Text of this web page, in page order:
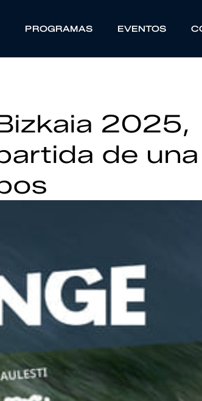
PROGRAMAS EVENTOS
2025,
de una